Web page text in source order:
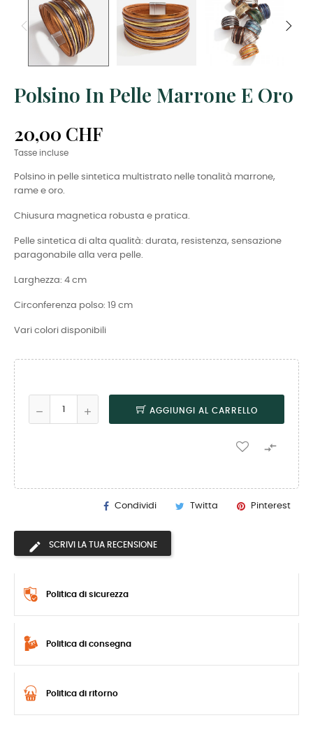
Polsino In Pelle Marrone E Oro
20,00 CHF
Tasse incluse
Polsino in pelle sintetica multistrato nelle tonalità marrone,
rame e oro.
Chiusura magnetica robusta e pratica.
Pelle sintetica di alta qualità: durata, resistenza, sensazione
paragonabile alla vera pelle.
Larghezza: 4 cm
Circonferenza polso: 19 cm
Vari colori disponibili
AGGIUNGI AL CARRELLO

Condividi Twitta Pinterest
SCRIVI LA TUA RECENSIONE
Politica di sicurezza
Politica di consegna
Politica di ritorno